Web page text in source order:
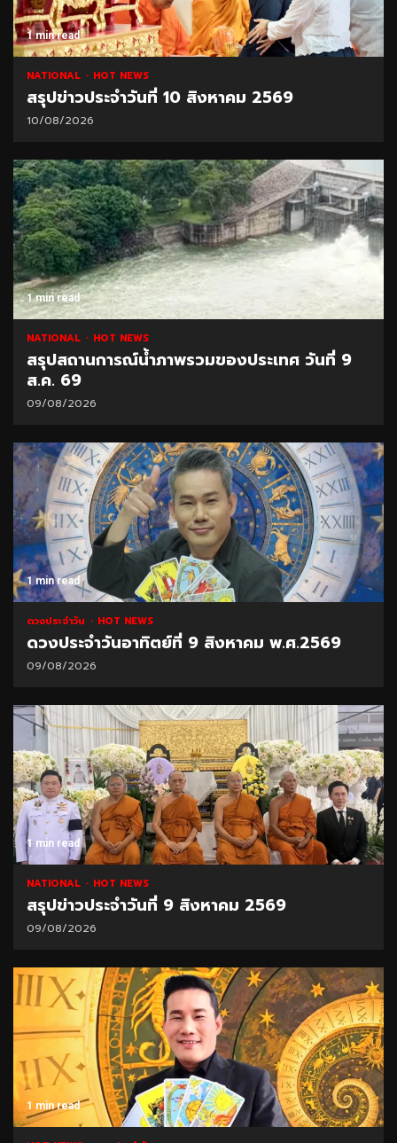
1 min read
NATIONAL HOT NEWS
สรุปข่าวประจำวันที่ 10 สิงหาคม 2569
10/08/2026
1 min read
NATIONAL HOT NEWS
สรุปสถานการณ์น้ำภาพรวมของประเทศ วันที่ 9
ส.ค. 69
09/08/2026
1 min read
ดวงประจำวัน HOT NEWS
ดวงประจำวันอาทิตย์ที่ 9 สิงหาคม พ.ศ.2569
09/08/2026
1 min read
NATIONAL HOT NEWS
สรุปข่าวประจำวันที่ 9 สิงหาคม 2569
09/08/2026
1 min read